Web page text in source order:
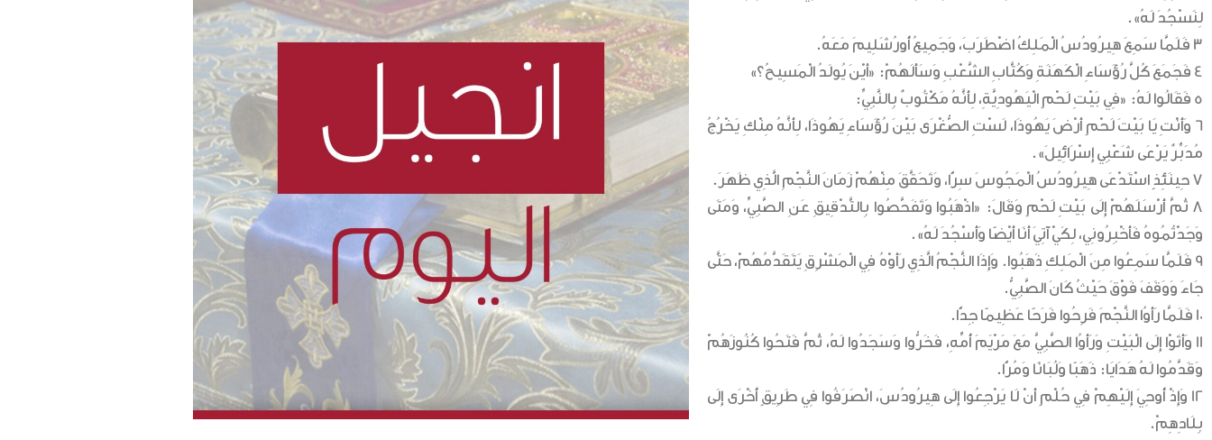
لِنَسْجُدَ لَهُ».
3 فَلَمَّا سَمِعَ هِيرُودُسُ الْمَلِكُ اضْطَرَبَ، وَجَمِيعُ أُورُشَلِيمَ مَعَهُ.
4 فَجَمَعَ كُلَّ رُؤَسَاءِ الْكَهَنَةِ وَكُتَّابِ الشَّعْبِ وَسَأَلَهُمْ: «أَيْنَ يُولَدُ الْمَسِيحُ؟»
5 فَقَالُوا لَهُ: «فِي بَيْتِ لَحْمٍ الْيَهُودِيَّةِ، لِأَنَّهُ مَكْتُوبٌ بِالنَّبِيِّ:
6 وَأَنْتِ يَا بَيْتَ لَحْمٍ أَرْضَ يَهُوذَا، لَسْتِ الصُّغْرَى بَيْنَ رُؤَسَاءِ يَهُوذَا، لِأَنَّهُ مِنْكِ يَخْرُجُ
مُدَبِّرٌ يَرْعَى شَعْبِي إِسْرَائِيلَ».
7 حِينَئِذٍ اسْتَدْعَى هِيرُودُسُ الْمَجُوسَ سِرًّا، وَتَحَقَّقَ مِنْهُمْ زَمَانَ النَّجْمِ الَّذِي ظَهَرَ.
8 ثُمَّ أَرْسَلَهُمْ إِلَى بَيْتِ لَحْمٍ وَقَالَ: «اذْهَبُوا وَتَفَحَّصُوا بِالتَّدْقِيقِ عَنِ الصَّبِيِّ، وَمَتَى
وَجَدْتُمُوهُ فَأَخْبِرُونِي، لِكَيْ آتِيَ أَنَا أَيْضًا وَأَسْجُدَ لَهُ».
9 فَلَمَّا سَمِعُوا مِنَ الْمَلِكِ ذَهَبُوا. وَإِذَا النَّجْمُ الَّذِي رَأَوْهُ فِي الْمَشْرِقِ يَتَقَدَّمُهُمْ، حَتَّى
جَاءَ وَوَقَفَ فَوْقَ حَيْثُ كَانَ الصَّبِيُّ.
10 فَلَمَّا رَأَوُا النَّجْمَ فَرِحُوا فَرَحًا عَظِيمًا جِدًّا.
11 وَأَتَوْا إِلَى الْبَيْتِ وَرَأَوُا الصَّبِيَّ مَعَ مَرْيَمَ أُمِّهِ، فَخَرُّوا وَسَجَدُوا لَهُ، ثُمَّ فَتَحُوا كُنُوزَهُمْ
وَقَدَّمُوا لَهُ هَدَايَا: ذَهَبًا وَلُبَانًا وَمُرًّا.
12 وَإِذْ أُوحِيَ إِلَيْهِمْ فِي حُلْمٍ أَنْ لَا يَرْجِعُوا إِلَى هِيرُودُسَ، انْصَرَفُوا فِي طَرِيقٍ أُخْرَى إِلَى
بِلَادِهِمْ.
الأخبار
المكتبة
المدارس
5921146 6 962+
info@orthodoxjordan.org